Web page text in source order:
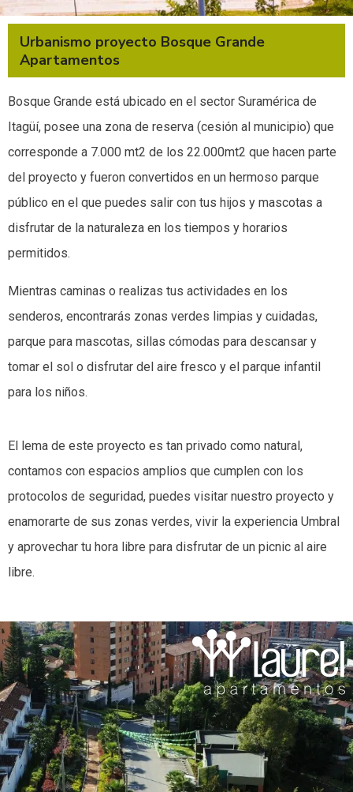
Urbanismo proyecto Bosque Grande
Apartamentos
Bosque Grande está ubicado en el sector Suramérica de
Itagüí, posee una zona de reserva (cesión al municipio) que
corresponde a 7.000 mt2 de los 22.000mt2 que hacen parte
del proyecto y fueron convertidos en un hermoso parque
público en el que puedes salir con tus hijos y mascotas a
disfrutar de la naturaleza en los tiempos y horarios
permitidos.
Mientras caminas o realizas tus actividades en los
senderos, encontrarás zonas verdes limpias y cuidadas,
parque para mascotas, sillas cómodas para descansar y
tomar el sol o disfrutar del aire fresco y el parque infantil
para los niños.
El lema de este proyecto es tan privado como natural,
contamos con espacios amplios que cumplen con los
protocolos de seguridad, puedes visitar nuestro proyecto y
enamorarte de sus zonas verdes, vivir la experiencia Umbral
y aprovechar tu hora libre para disfrutar de un picnic al aire
libre.